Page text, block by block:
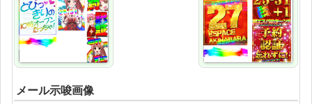
メール示唆画像